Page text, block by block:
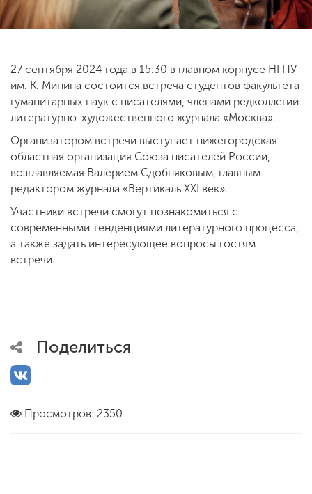
Приемная
27 сентября 2024 года в 15:30 в главном корпусе НГПУ
им. К. Минина состоится встреча студентов факультета
гуманитарных наук с писателями, членами редколлегии
литературно-художественного журнала «Москва».
Организатором встречи выступает нижегородская
областная организация Союза писателей России,
возглавляемая Валерием Сдобняковым, главным
редактором журнала «Вертикаль XXI век».
Участники встречи смогут познакомиться с
современными тенденциями литературного процесса,
а также задать интересующее вопросы гостям
встречи.
Поделиться
Просмотров: 2350